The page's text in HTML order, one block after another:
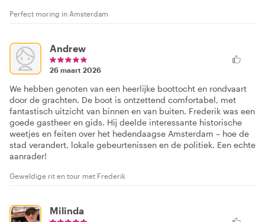
Perfect moring in Amsterdam
Andrew
26 maart 2026
We hebben genoten van een heerlijke boottocht en rondvaart
door de grachten. De boot is ontzettend comfortabel, met
fantastisch uitzicht van binnen en van buiten. Frederik was een
goede gastheer en gids. Hij deelde interessante historische
weetjes en feiten over het hedendaagse Amsterdam – hoe de
stad verandert, lokale gebeurtenissen en de politiek. Een echte
aanrader!
Geweldige rit en tour met Frederik
Milinda